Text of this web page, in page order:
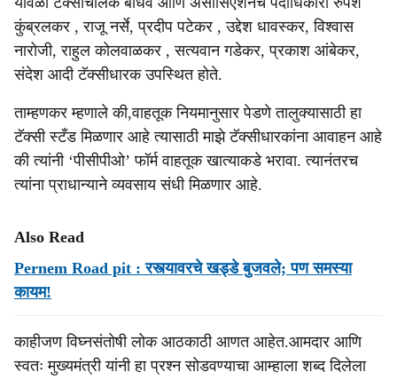
कुंब्रलकर , राजू नर्से, प्रदीप पटेकर , उद्देश धावस्कर, विश्वास
नारोजी, राहुल कोलवाळकर , सत्यवान गडेकर, प्रकाश आंबेकर,
संदेश आदी टॅक्सीधारक उपस्थित होते.
ताम्हणकर म्हणाले की,वाहतूक नियमानुसार पेडणे तालुक्यासाठी हा
टॅक्सी स्टँड मिळणार आहे त्यासाठी माझे टॅक्सीधारकांना आवाहन आहे
की त्यांनी ‘पीसीपीओ’ फॉर्म वाहतूक खात्याकडे भरावा. त्यानंतरच
त्यांना प्राधान्याने व्यवसाय संधी मिळणार आहे.
Also Read
Pernem Road pit : रस्त्यावरचे खड्डे बुजवले; पण समस्या
कायम!
काहीजण विघ्नसंतोषी लोक आठकाठी आणत आहेत.आमदार आणि
स्वतः मुख्यमंत्री यांनी हा प्रश्न सोडवण्याचा आम्हाला शब्द दिलेला